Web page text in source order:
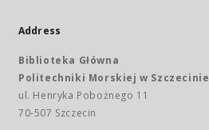
Address
Biblioteka Główna
Politechniki Morskiej w Szczecinie
ul. Henryka Pobożnego 11
70-507 Szczecin